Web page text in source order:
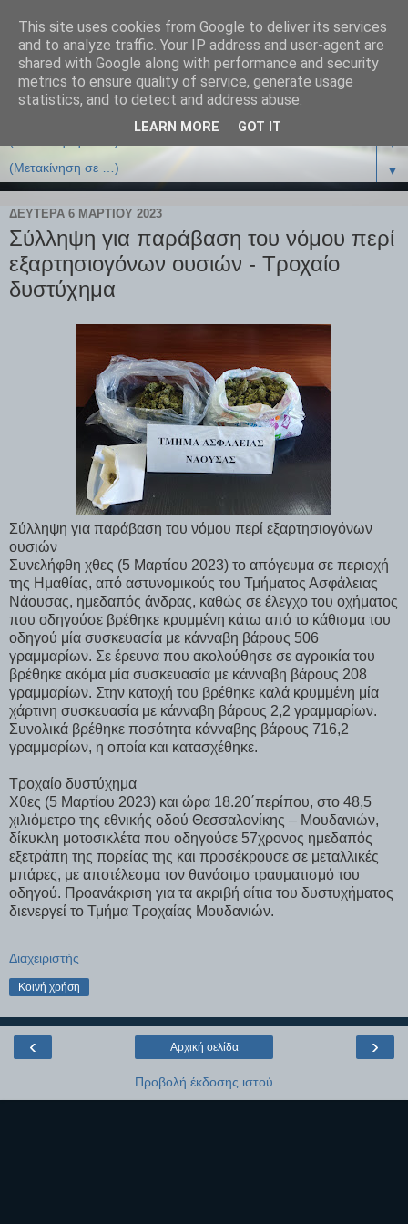
▼
▼
ΔΕΥΤΈΡΑ 6 ΜΑΡΤΊΟΥ 2023
Σύλληψη για παράβαση του νόμου περί
εξαρτησιογόνων ουσιών - Τροχαίο
δυστύχημα
Σύλληψη για παράβαση του νόμου περί εξαρτησιογόνων
ουσιών
Συνελήφθη χθες (5 Μαρτίου 2023) το απόγευμα σε περιοχή
της Ημαθίας, από αστυνομικούς του Τμήματος Ασφάλειας
Νάουσας, ημεδαπός άνδρας, καθώς σε έλεγχο του οχήματος
που οδηγούσε βρέθηκε κρυμμένη κάτω από το κάθισμα του
οδηγού μία συσκευασία με κάνναβη βάρους 506
γραμμαρίων. Σε έρευνα που ακολούθησε σε αγροικία του
βρέθηκε ακόμα μία συσκευασία με κάνναβη βάρους 208
γραμμαρίων. Στην κατοχή του βρέθηκε καλά κρυμμένη μία
χάρτινη συσκευασία με κάνναβη βάρους 2,2 γραμμαρίων.
Συνολικά βρέθηκε ποσότητα κάνναβης βάρους 716,2
γραμμαρίων, η οποία και κατασχέθηκε.
Τροχαίο δυστύχημα
Χθες (5 Μαρτίου 2023) και ώρα 18.20΄περίπου, στο 48,5
χιλιόμετρο της εθνικής οδού Θεσσαλονίκης – Μουδανιών,
δίκυκλη μοτοσικλέτα που οδηγούσε 57χρονος ημεδαπός
εξετράπη της πορείας της και προσέκρουσε σε μεταλλικές
μπάρες, με αποτέλεσμα τον θανάσιμο τραυματισμό του
οδηγού. Προανάκριση για τα ακριβή αίτια του δυστυχήματος
διενεργεί το Τμήμα Τροχαίας Μουδανιών.
Διαχειριστής
Κοινή χρήση
‹ ›
Αρχική σελίδα
Προβολή έκδοσης ιστού
This site uses cookies from Google to deliver its services
and to analyze traffic. Your IP address and user-agent are
shared with Google along with performance and security
metrics to ensure quality of service, generate usage
statistics, and to detect and address abuse.
LEARN MORE GOT IT